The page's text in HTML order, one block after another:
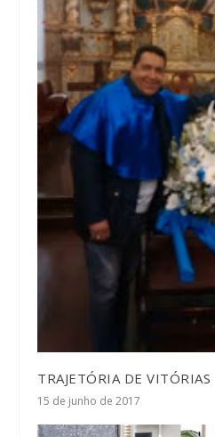
TRAJETÓRIA DE VITÓRIAS
15 de junho de 2017